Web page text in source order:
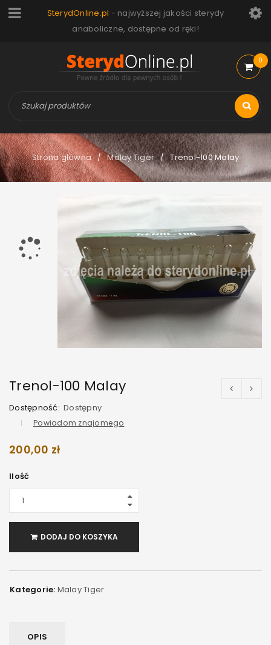
SterydOnline.pl - najwyższej jakości sterydy
anaboliczne, dostępne od ręki!
0
Strona główna / Malay Tiger / Trenol-100 Malay
Trenol-100 Malay
Dostępność: Dostępny
Powiadom znajomego
200,00 zł
Ilość
DODAJ DO KOSZYKA
Kategorie: Malay Tiger
OPIS